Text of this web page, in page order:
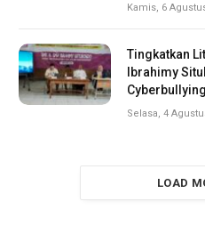
Kamis, 6
Tingkatkan
Ibrahimy
Selasa, 4
LOAD